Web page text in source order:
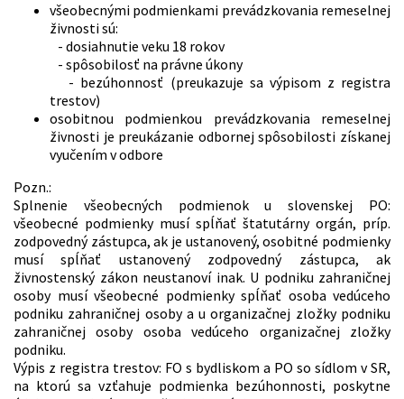
všeobecnými podmienkami prevádzkovania remeselnej
živnosti sú:
- dosiahnutie veku 18 rokov
- spôsobilosť na právne úkony
- bezúhonnosť (preukazuje sa výpisom z registra
trestov)
osobitnou podmienkou prevádzkovania remeselnej
živnosti je preukázanie odbornej spôsobilosti získanej
vyučením v odbore
Pozn.:
Splnenie všeobecných podmienok u slovenskej PO:
všeobecné podmienky musí spĺňať štatutárny orgán, príp.
zodpovedný zástupca, ak je ustanovený, osobitné podmienky
musí spĺňať ustanovený zodpovedný zástupca, ak
živnostenský zákon neustanoví inak. U podniku zahraničnej
osoby musí všeobecné podmienky spĺňať osoba vedúceho
podniku zahraničnej osoby a u organizačnej zložky podniku
zahraničnej osoby osoba vedúceho organizačnej zložky
podniku.
Výpis z registra trestov: FO s bydliskom a PO so sídlom v SR,
na ktorú sa vzťahuje podmienka bezúhonnosti, poskytne